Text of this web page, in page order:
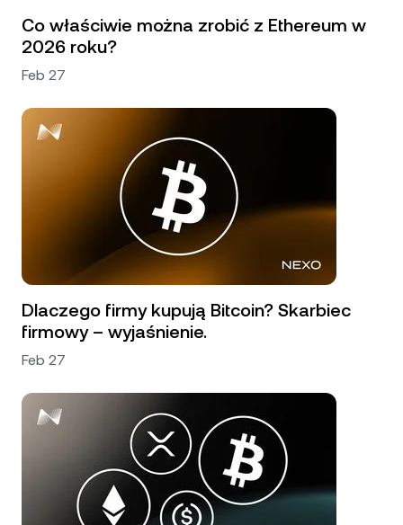
Co właściwie można zrobić z Ethereum w
2026 roku?
Feb 27
Dlaczego firmy kupują Bitcoin? Skarbiec
firmowy – wyjaśnienie.
Feb 27